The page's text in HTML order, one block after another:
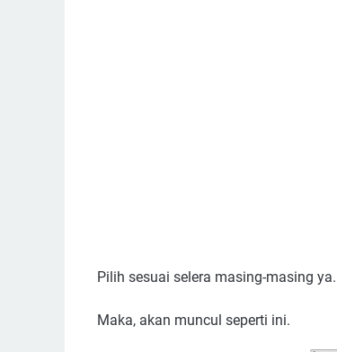
Pilih sesuai selera masing-masing
Maka, akan muncul seperti ini.